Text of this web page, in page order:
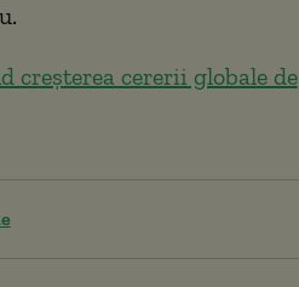
creşterea cererii globale de